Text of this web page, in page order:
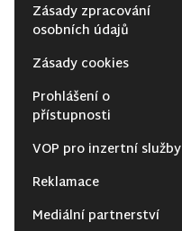
Zásady zpracování
osobních údajů
Zásady cookies
Prohlášení o
přístupnosti
VOP pro inzertní služby
Reklamace
Mediální partnerství